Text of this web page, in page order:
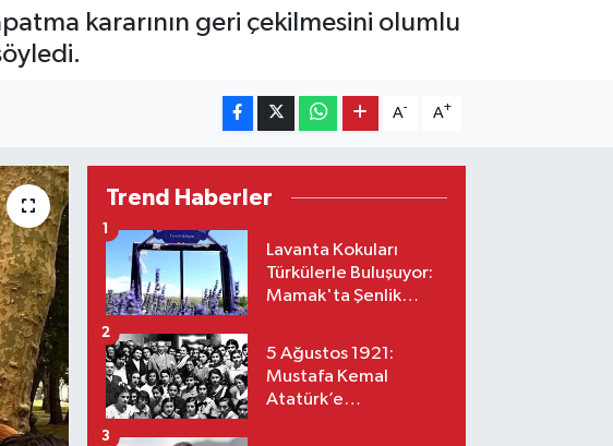
kararının geri çekilmesini olumlu
A- A+
Trend Haberler
Lavanta Kokuları
Türkülerle Buluşuyor:
Mamak'ta Şenlik
1
5 Ağustos 1921:
Mustafa Kemal
Atatürk’e
2
3